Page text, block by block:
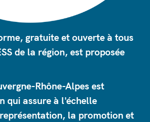
gratuite et ouverte à tous
de la région, est proposée
Rhône-Alpes est
qui assure à l'échelle
la promotion et